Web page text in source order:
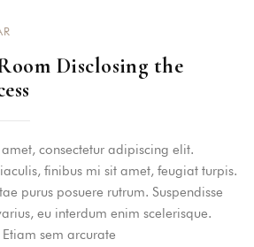
Disclosing the
consectetur adipiscing elit.
finibus mi sit amet, feugiat turpis.
purus posuere rutrum. Suspendisse
eu interdum enim scelerisque.
sem arcurate